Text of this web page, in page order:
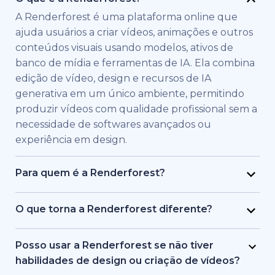
A Renderforest é uma plataforma online que
ajuda usuários a criar vídeos, animações e outros
conteúdos visuais usando modelos, ativos de
banco de mídia e ferramentas de IA. Ela combina
edição de vídeo, design e recursos de IA
generativa em um único ambiente, permitindo
produzir vídeos com qualidade profissional sem a
necessidade de softwares avançados ou
experiência em design.
Para quem é a Renderforest?
A Renderforest foi criada para indivíduos e
equipes que precisam de vídeos de alta
empresas, equipes de RH, freelancers e criadores
de conteúdo que desejam produzir vídeos de
O que torna a Renderforest diferente?
A Renderforest combina múltiplos modelos de IA
e geração de vídeo em uma única plataforma. Os
usuários podem criar, editar e exportar vídeos de
Posso usar a Renderforest se não tiver
habilidades de design ou criação de vídeos?